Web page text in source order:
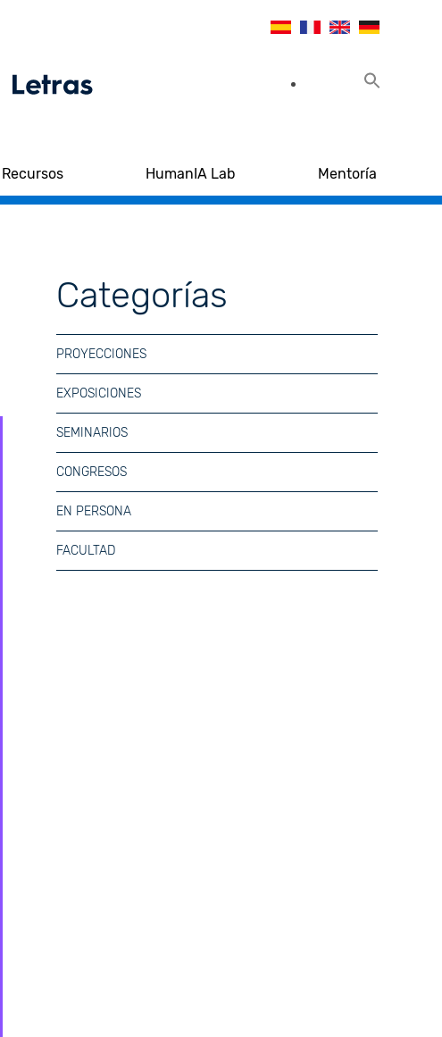
Recursos HumanIA Lab Mentoría
Categorías
PROYECCIONES
EXPOSICIONES
SEMINARIOS
CONGRESOS
EN PERSONA
FACULTAD